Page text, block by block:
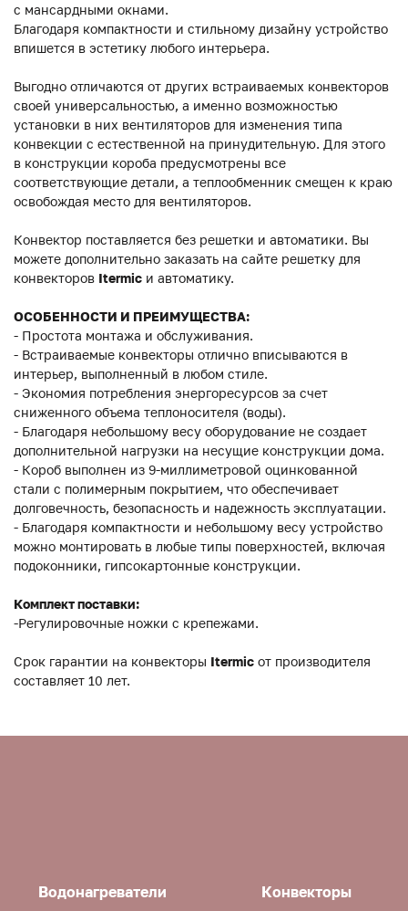
с мансардными окнами.
Благодаря компактности и стильному дизайну устройство
впишется в эстетику любого интерьера.
Выгодно отличаются от других встраиваемых конвекторов
своей универсальностью, а именно возможностью
установки в них вентиляторов для изменения типа
конвекции с естественной на принудительную. Для этого
в конструкции короба предусмотрены все
соответствующие детали, а теплообменник смещен к краю
освобождая место для вентиляторов.
Конвектор поставляется без решетки и автоматики. Вы
можете дополнительно заказать на сайте решетку для
конвекторов Itermic и автоматику.
ОСОБЕННОСТИ И ПРЕИМУЩЕСТВА:
- Простота монтажа и обслуживания.
- Встраиваемые конвекторы отлично вписываются в
интерьер, выполненный в любом стиле.
- Экономия потребления энергоресурсов за счет
сниженного объема теплоносителя (воды).
- Благодаря небольшому весу оборудование не создает
дополнительной нагрузки на несущие конструкции дома.
- Короб выполнен из 9-миллиметровой оцинкованной
стали с полимерным покрытием, что обеспечивает
долговечность, безопасность и надежность эксплуатации.
- Благодаря компактности и небольшому весу устройство
можно монтировать в любые типы поверхностей, включая
подоконники, гипсокартонные конструкции.
Комплект поставки:
-Регулировочные ножки с крепежами.
Срок гарантии на конвекторы Itermic от производителя
составляет 10 лет.
Водонагреватели Конвекторы